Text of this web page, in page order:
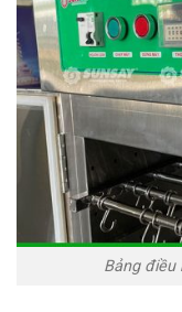
Bảng điều